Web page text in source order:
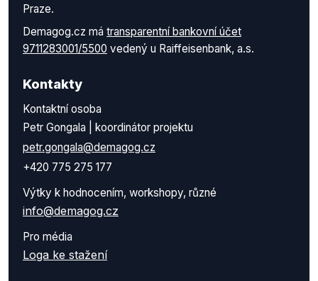
Praze.
Demagog.cz má transparentní bankovní účet
9711283001/5500 vedený u Raiffeisenbank, a.s.
Kontakty
Kontaktní osoba
Petr Gongala | koordinátor projektu
petr.gongala@demagog.cz
+420 775 275 177
Výtky k hodnocením, workshopy, různé
info@demagog.cz
Pro média
Loga ke stažení